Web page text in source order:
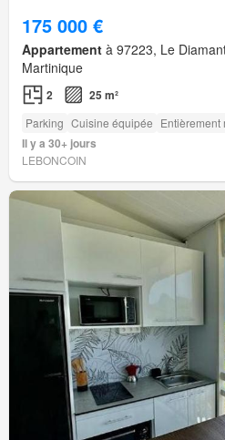
175 000 €
Appartement à 97223, Le
Martinique
2 25 m²
Parking Cuisine équipée Entièrement
Il y a 30+ jours
LEBONCOIN